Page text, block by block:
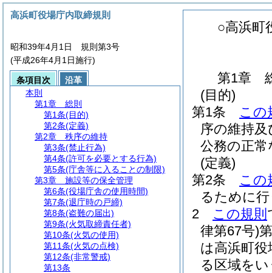
○高浜町
第1章
(目的)
第1条
この
序の維持
公務の正
(定義)
第2条
この
るために
2
この規則
律第67号)
は高浜町
る区域を
高浜町役場庁内取締規則
昭和39年4月1日 規則第3号
(平成26年4月1日施行)
条項目次
沿革
本則
第1章
総則
第1条(目的)
第2条(定義)
第2章
秩序の維持
第3条(禁止行為)
第4条(許可を必要とする行為)
第5条(庁舎等に入ることの制限)
第3章
施設等の保全管理
第6条(役場庁舎の使用時間)
第7条(退庁時の戸締)
第8条(盗難の届出)
第9条(火気取締責任者)
第10条(火気の使用)
第11条(火気の点検)
第12条(非常警戒)
第13条